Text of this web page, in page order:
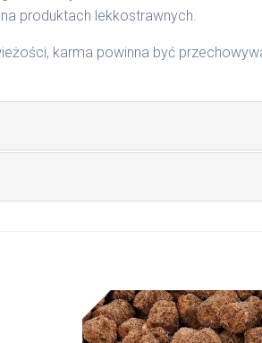
1081 | 20 kg/1080
produktach lekkostrawnych.
karma powinna być
i ze śledzia 43 %, ryż pełnoziarnisty,